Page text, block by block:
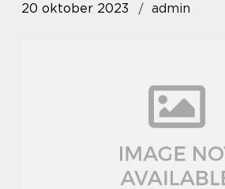
20 oktober 2023 admin